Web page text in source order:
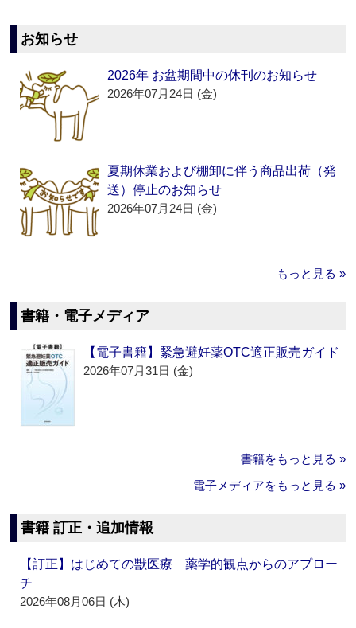
お知らせ
2026年 お盆期間中の休刊のお知らせ
2026年07月24日 (金)
夏期休業および棚卸に伴う商品出荷（発
送）停止のお知らせ
2026年07月24日 (金)
もっと見る »
書籍・電子メディア
【電子書籍】緊急避妊薬OTC適正販売ガイド
2026年07月31日 (金)
書籍をもっと見る »
電子メディアをもっと見る »
書籍 訂正・追加情報
【訂正】はじめての獣医療 薬学的観点からのアプロー
チ
2026年08月06日 (木)